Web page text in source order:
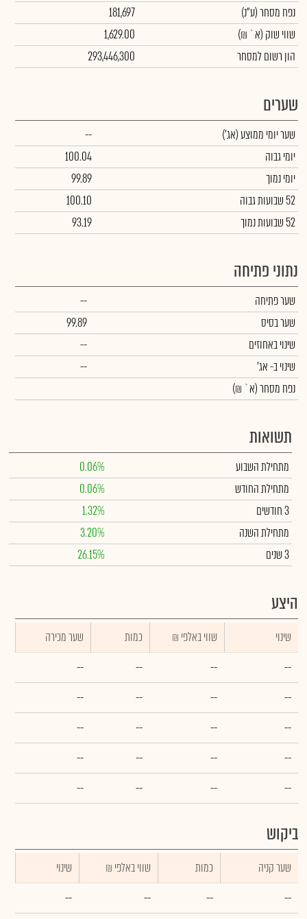
נפח מסחר(ע"נ)
181,697
שווי שוק (א` ₪)
1,629.00
הון רשום למסחר
293,446,300
שערים
שער יומי ממוצע(אג')
--
יומי גבוה
100.04
יומי נמוך
99.89
52 שבועות גבוה
100.10
52 שבועות נמוך
93.19
נתוני פתיחה
שער פתיחה
--
שער בסיס
99.89
שינוי באחוזים
--
שינויב- אג'
--
נפח מסחר(א` ₪)
תשואות
מתחילת השבוע
0.06%
מתחילת החודש
0.06%
3 חודשים
1.32%
מתחילת השנה
3.20%
3 שנים
26.15%
היצע
שינוי ₪ שווי באלפי כמות
שער מכירה
--
--
--
--
--
--
--
--
--
--
--
--
--
--
--
--
--
--
--
--
ביקוש
שער קניה כמות ₪ שווי באלפי
שינוי
--
--
--
--